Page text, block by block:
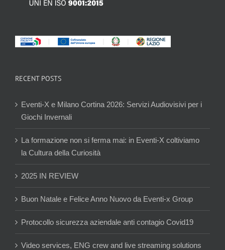
RECENT POSTS
Eventi-X e Milano Cortina 2026: Servizi Audiovisivi per i
Giochi Invernali
La formazione non si ferma mai: in Eventi-X coltiviamo
la Cultura della Curiosità
2025 IN REVIEW
Buon Natale e Felice Anno Nuovo da Eventi-x Group
Protocollo sicurezza aziendale anti contagio Covid19
Video services, ENG crew and live streaming solutions